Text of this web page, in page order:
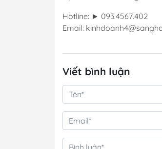
Hotline: ► 093.4567.402
Email:
Viết bình luận